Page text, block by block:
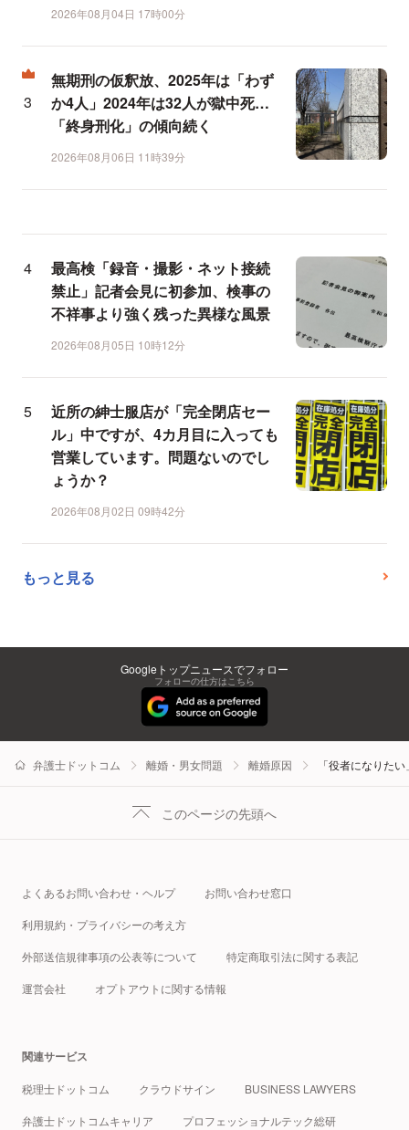
2026年08月04日 17時00分
無期刑の仮釈放、2025年は「わず
か4人」2024年は32人が獄中死…
「終身刑化」の傾向続く
2026年08月06日 11時39分
最高検「録音・撮影・ネット接続
禁止」記者会見に初参加、検事の
不祥事より強く残った異様な風景
2026年08月05日 10時12分
近所の紳士服店が「完全閉店セー
ル」中ですが、4カ月目に入っても
営業しています。問題ないのでし
ょうか？
2026年08月02日 09時42分
もっと見る
Googleトップニュースでフォロー
フォローの仕方はこちら
弁護士ドットコム 離婚・男女問題 離婚原因 「役者になりた
このページの先頭へ
よくあるお問い合わせ・ヘルプ お問い合わせ窓口
利用規約・プライバシーの考え方
外部送信規律事項の公表等について 特定商取引法に関する表記
運営会社 オプトアウトに関する情報
関連サービス
税理士ドットコム クラウドサイン BUSINESS LAWYERS
弁護士ドットコムキャリア プロフェッショナルテック総研